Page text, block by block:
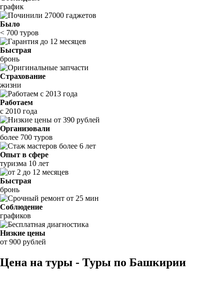
график
Было
< 700 туров
Быстрая
бронь
Страхование
жизни
Работаем
с 2010 года
Организовали
более 700 туров
Опыт в сфере
туризма 10 лет
Быстрая
бронь
Соблюдение
графиков
Низкие цены
от 900 рублей
Цена на туры - Туры по Башкирии